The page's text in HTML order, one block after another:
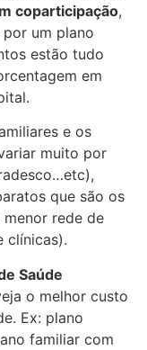
coparticipação,
um plano
estão tudo
em
e os
muito por
que são os
rede de
clínicas).
Saúde
o melhor custo
Ex: plano
familiar com